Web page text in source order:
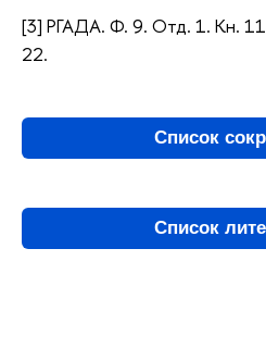
[3] РГАДА. Ф. 9. Отд. 1. Кн.
22.
Список
Список